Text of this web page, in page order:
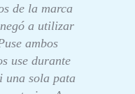
de la marca
a utilizar
ambos
use durante
una sola pata